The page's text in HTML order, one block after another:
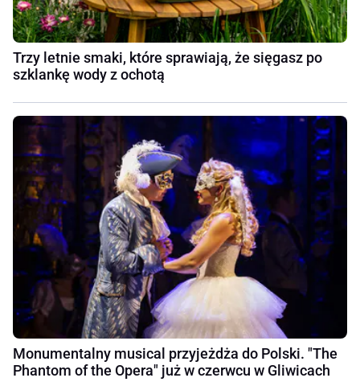
Trzy letnie smaki, które sprawiają, że sięgasz po
szklankę wody z ochotą
Monumentalny musical przyjeżdża do Polski. "The
Phantom of the Opera" już w czerwcu w Gliwicach